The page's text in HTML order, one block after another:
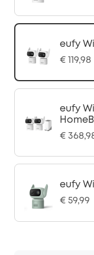
eufy
€ 119,98
eufy
€
eufy
€ 59,99